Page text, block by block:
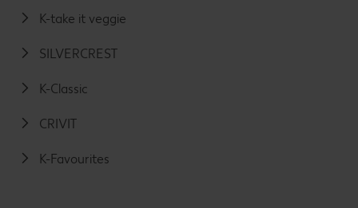
K-take it veggie
SILVERCREST
K-Classic
CRIVIT
K-Favourites